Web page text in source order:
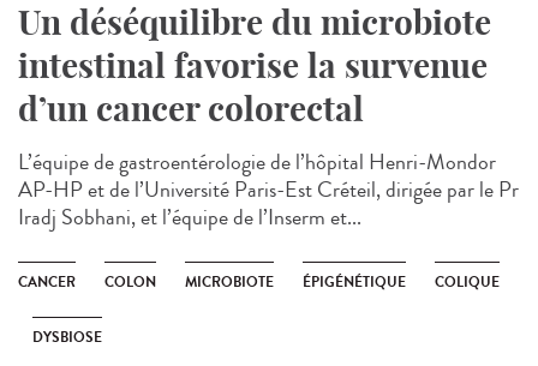
Un déséquilibre du microbiote
intestinal favorise la survenue
d’un cancer colorectal
L’équipe de gastroentérologie de l’hôpital Henri-Mondor
AP-HP et de l’Université Paris-Est Créteil, dirigée par le Pr
Iradj Sobhani, et l’équipe de l’Inserm et...
CANCER COLON MICROBIOTE ÉPIGÉNÉTIQUE COLIQUE
DYSBIOSE